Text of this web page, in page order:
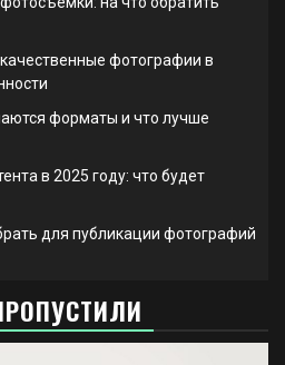
фотографии в
форматы и что лучше
в 2025 году: что будет
для публикации фотографий